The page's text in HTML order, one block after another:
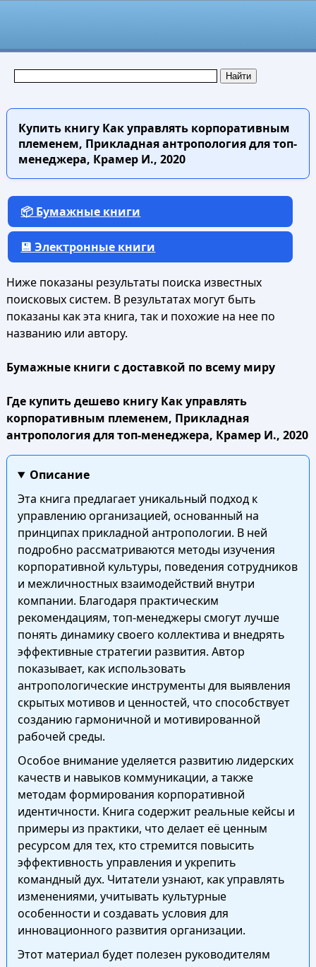
Купить книгуКак управлять корпоративным
племенем, Прикладная антропология для топ-
менеджера, Крамер И., 2020
📦 Бумажные книги
💾 Электронные книги
Ниже показаны результаты поиска известных
поисковых систем. В результатах могут быть
показаны как эта книга, так и похожие на нее по
названию или автору.
Бумажные книги с доставкой по всему миру
Где купить дешево книгу Как управлять
корпоративным племенем, Прикладная
антропология для топ-менеджера, Крамер И., 2020
Описание
Эта книга предлагает уникальный подход к
управлению организацией, основанный на
принципах прикладной антропологии. В ней
подробно рассматриваются методы изучения
корпоративной культуры, поведения сотрудников
и межличностных взаимодействий внутри
компании. Благодаря практическим
рекомендациям, топ-менеджеры смогут лучше
понять динамику своего коллектива и внедрять
эффективные стратегии развития. Автор
показывает, как использовать
антропологические инструменты для выявления
скрытых мотивов и ценностей, что способствует
созданию гармоничной и мотивированной
рабочей среды.
Особое внимание уделяется развитию лидерских
качеств и навыков коммуникации, а также
методам формирования корпоративной
идентичности. Книга содержит реальные кейсы и
примеры из практики, что делает её ценным
ресурсом для тех, кто стремится повысить
эффективность управления и укрепить
командный дух. Читатели узнают, как управлять
изменениями, учитывать культурные
особенности и создавать условия для
инновационного развития организации.
Этот материал будет полезен руководителям